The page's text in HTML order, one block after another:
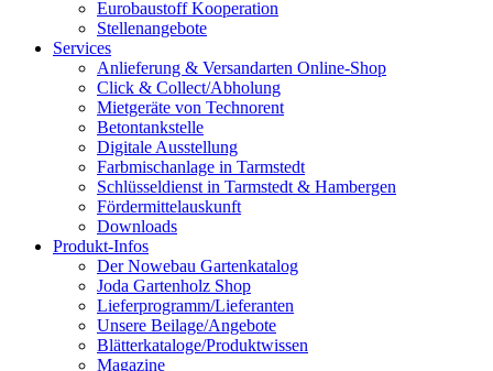
Eurobaustoff Kooperation
Stellenangebote
Services
Anlieferung & Versandarten Online-Shop
Click & Collect/Abholung
Mietgeräte von Technorent
Betontankstelle
Digitale Ausstellung
Farbmischanlage in Tarmstedt
Schlüsseldienst in Tarmstedt & Hambergen
Fördermittelauskunft
Downloads
Produkt-Infos
Der Nowebau Gartenkatalog
Joda Gartenholz Shop
Lieferprogramm/Lieferanten
Unsere Beilage/Angebote
Blätterkataloge/Produktwissen
Magazine